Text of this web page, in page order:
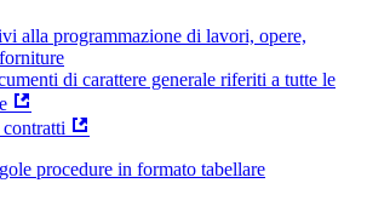
alla programmazione di lavori, opere,
di carattere generale riferiti a tutte le
procedure in formato tabellare